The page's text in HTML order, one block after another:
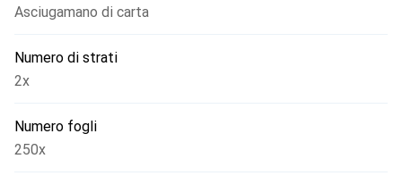
Asciugamano di carta
Numero di strati
2x
Numero fogli
250x